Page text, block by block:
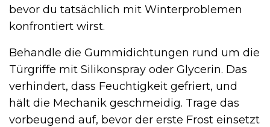
bevor du tatsächlich mit Winterproblemen
konfrontiert wirst.
Behandle die Gummidichtungen rund um die
Türgriffe mit Silikonspray oder Glycerin. Das
verhindert, dass Feuchtigkeit gefriert, und
hält die Mechanik geschmeidig. Trage das
vorbeugend auf, bevor der erste Frost einsetzt